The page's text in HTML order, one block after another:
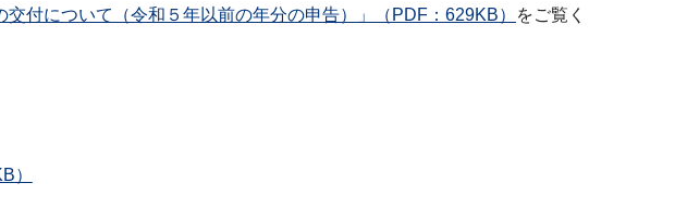
付について（令和５年以前の年分の申告）」（PDF：629KB）
をご覧く
）